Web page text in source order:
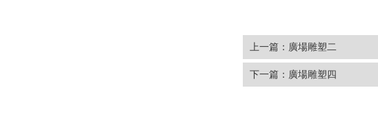
上一篇：廣場雕塑二
下一篇：廣場雕塑四